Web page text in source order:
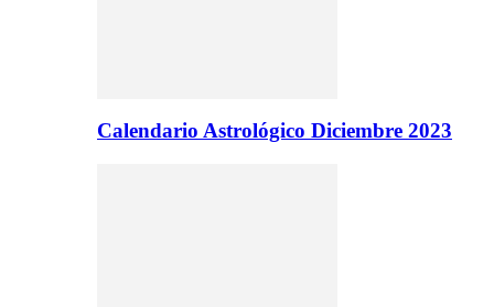
Calendario Astrológico Diciembre 2023